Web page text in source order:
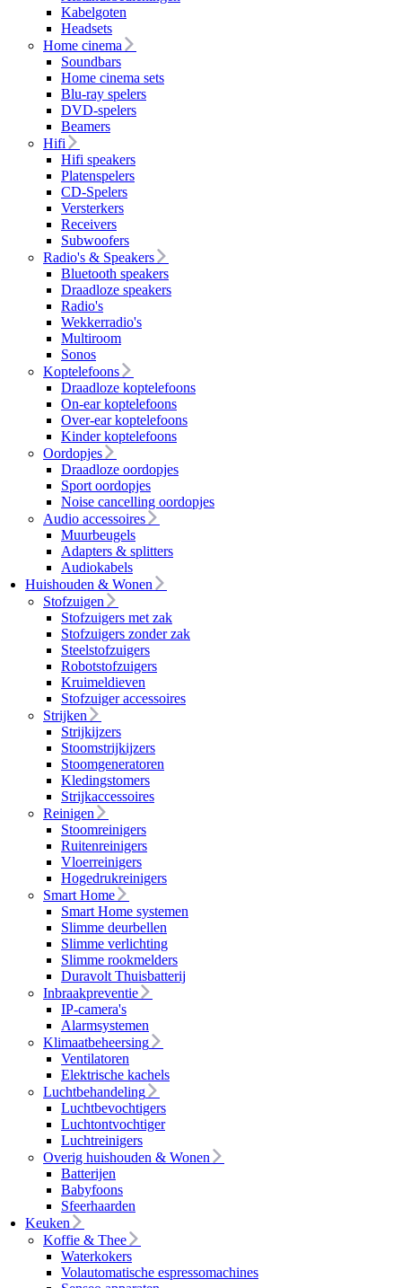
Kabelgoten
Headsets
Home cinema
Soundbars
Home cinema sets
Blu-ray spelers
DVD-spelers
Beamers
Hifi
Hifi speakers
Platenspelers
CD-Spelers
Versterkers
Receivers
Subwoofers
Radio's & Speakers
Bluetooth speakers
Draadloze speakers
Radio's
Wekkerradio's
Multiroom
Sonos
Koptelefoons
Draadloze koptelefoons
On-ear koptelefoons
Over-ear koptelefoons
Kinder koptelefoons
Oordopjes
Draadloze oordopjes
Sport oordopjes
Noise cancelling oordopjes
Audio accessoires
Muurbeugels
Adapters & splitters
Audiokabels
Huishouden & Wonen
Stofzuigen
Stofzuigers met zak
Stofzuigers zonder zak
Steelstofzuigers
Robotstofzuigers
Kruimeldieven
Stofzuiger accessoires
Strijken
Strijkijzers
Stoomstrijkijzers
Stoomgeneratoren
Kledingstomers
Strijkaccessoires
Reinigen
Stoomreinigers
Ruitenreinigers
Vloerreinigers
Hogedrukreinigers
Smart Home
Smart Home systemen
Slimme deurbellen
Slimme verlichting
Slimme rookmelders
Duravolt Thuisbatterij
Inbraakpreventie
IP-camera's
Alarmsystemen
Klimaatbeheersing
Ventilatoren
Elektrische kachels
Luchtbehandeling
Luchtbevochtigers
Luchtontvochtiger
Luchtreinigers
Overig huishouden & Wonen
Batterijen
Babyfoons
Sfeerhaarden
Keuken
Koffie & Thee
Waterkokers
Volautomatische espressomachines